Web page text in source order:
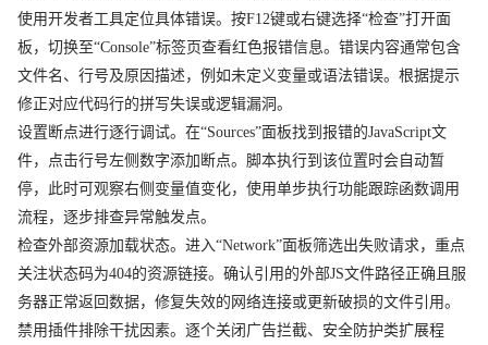
使用开发者工具定位具体错误。按F12键或右键选择“检查”打开面
板，切换至“Console”标签页查看红色报错信息。错误内容通常包含
文件名、行号及原因描述，例如未定义变量或语法错误。根据提示
修正对应代码行的拼写失误或逻辑漏洞。
设置断点进行逐行调试。在“Sources”面板找到报错的JavaScript文
件，点击行号左侧数字添加断点。脚本执行到该位置时会自动暂
停，此时可观察右侧变量值变化，使用单步执行功能跟踪函数调用
流程，逐步排查异常触发点。
检查外部资源加载状态。进入“Network”面板筛选出失败请求，重点
关注状态码为404的资源链接。确认引用的外部JS文件路径正确且服
务器正常返回数据，修复失效的网络连接或更新破损的文件引用。
禁用插件排除干扰因素。逐个关闭广告拦截、安全防护类扩展程